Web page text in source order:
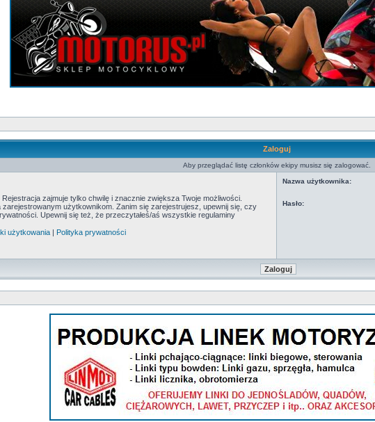
Zaloguj
Aby przeglądać listę członków ekipy musisz się zalogować.
zajmuje tylko chwilę i znacznie zwiększa Twoje możliwości.
użytkownikom. Zanim się zarejestrujesz, upewnij się, czy
Upewnij się też, że przeczytałeś/aś wszystkie regulaminy
użytkowania | Polityka prywatności
Nazwa użytkownika:
Hasło: